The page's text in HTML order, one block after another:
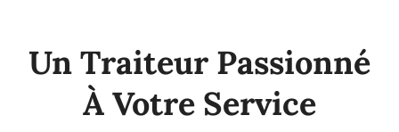
Un Traiteur Passionné
À Votre Service